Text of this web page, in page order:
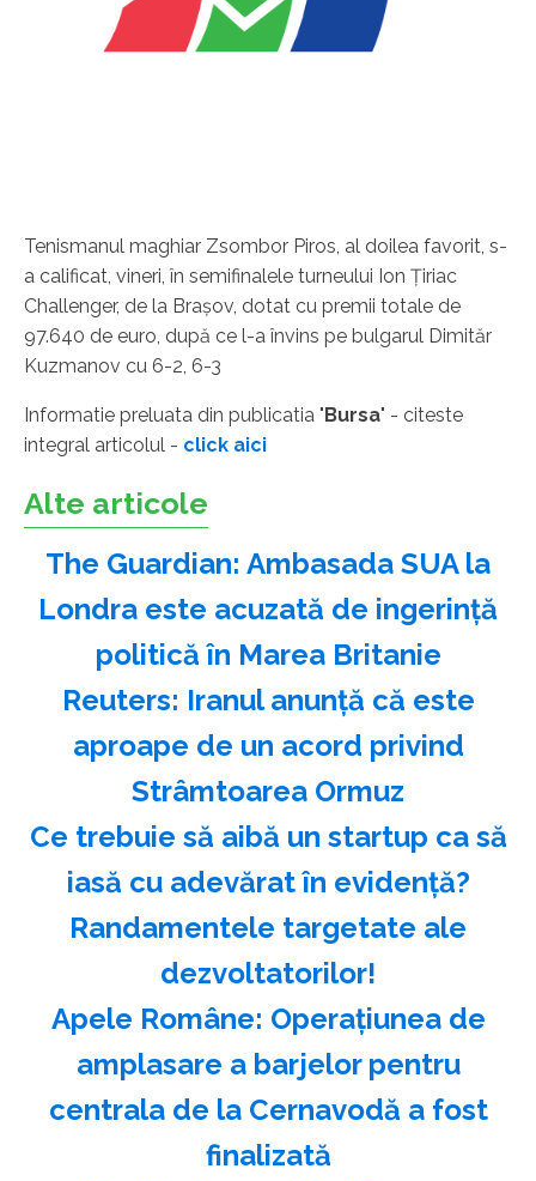
Tenismanul maghiar Zsombor Piros, al doilea favorit, s-
a calificat, vineri, în semifinalele turneului Ion Ţiriac
Challenger, de la Braşov, dotat cu premii totale de
97.640 de euro, după ce l-a învins pe bulgarul Dimităr
Kuzmanov cu 6-2, 6-3
Informatie preluata din publicatia "Bursa" - citeste
integral articolul - click aici
Alte articole
The Guardian: Ambasada SUA la
Londra este acuzată de ingerinţă
politică în Marea Britanie
Reuters: Iranul anunţă că este
aproape de un acord privind
Strâmtoarea Ormuz
Ce trebuie să aibă un startup ca să
iasă cu adevărat în evidență?
Randamentele targetate ale
dezvoltatorilor!
Apele Române: Operaţiunea de
amplasare a barjelor pentru
centrala de la Cernavodă a fost
finalizată